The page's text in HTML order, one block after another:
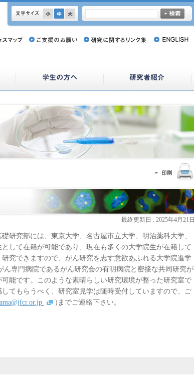
最終更新日 : 2025年4月21日
究部には、東京大学、名古屋市立大学、明治薬科大学、
して在籍が可能であり、現在も多くの大学院生が在籍して
究できますので、がん研究を志す意欲あふれる大学院進学
専門病院であるがん研究会の有明病院と密接な共同研究が
能です。このような素晴らしい研究環境が整った研究室で
てもらうべく、研究室見学は随時受付していますので、ご
)までご連絡下さい。